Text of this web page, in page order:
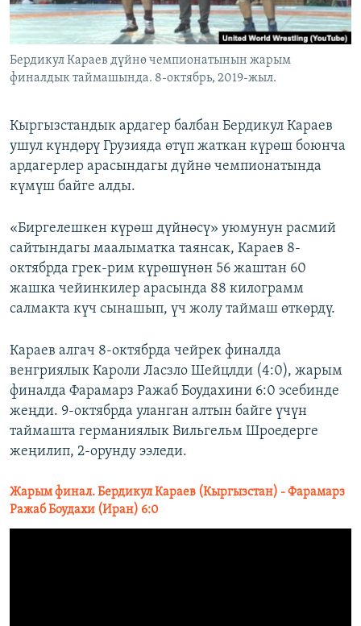
ЭЕ/АРнун бардык сайттары
Бердикул Караев дүйнө чемпионатынын жарым
финалдык таймашында. 8-октябрь, 2019-жыл.
Кыргызстандык ардагер балбан Бердикул Караев
ушул күндөрү Грузияда өтүп жаткан күрөш боюнча
ардагерлер арасындагы дүйнө чемпионатында
күмүш байге алды.
«Биргелешкен күрөш дүйнөсү» уюмунун расмий
сайтындагы маалыматка таянсак, Караев 8-
октябрда грек-рим күрөшүнөн 56 жаштан 60
жашка чейинкилер арасында 88 килограмм
салмакта күч сынашып, үч жолу таймаш өткөрдү.
Караев алгач 8-октябрда чейрек финалда
венгриялык Кароли Ласзло Шейцлди (4:0), жарым
финалда Фарамарз Ражаб Боудахини 6:0 эсебинде
жеңди. 9-октябрда уланган алтын байге үчүн
таймашта германиялык Вильгельм Шроедерге
жеңилип, 2-орунду ээледи.
Жарым финал. Бердикул Караев (Кыргызстан) - Фарамарз
Ражаб Боудахи (Иран) 6:0